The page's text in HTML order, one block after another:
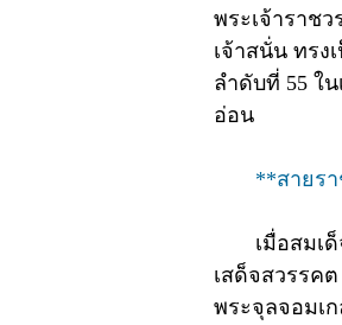
พระเจ้าราชว
เจ้าสนั่น ทรง
ลำดับที่ 55 ใ
อ่อน
**สายร
เมื่อสมเด็
เสด็จสวรรค
พระจุลจอมเ